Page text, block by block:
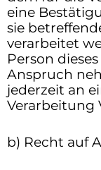
eine
sie
verarbeitet
Person
Anspruch
jederzeit an
Verarbeitung
b) Recht auf